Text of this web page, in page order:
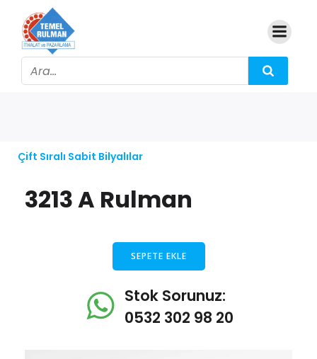
Çift Sıralı Sabit Bilyalılar
3213 A Rulman
SEPETE EKLE
Stok Sorunuz:
0532 302 98 20